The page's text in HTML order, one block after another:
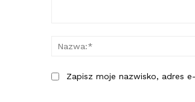
Zapisz moje nazwisko, adres